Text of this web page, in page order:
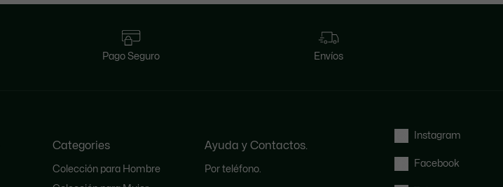
Pago Seguro Envíos
Categories
Colección para Hombre
Ayuda y Contactos.
Por teléfono.
Instagram
Facebook